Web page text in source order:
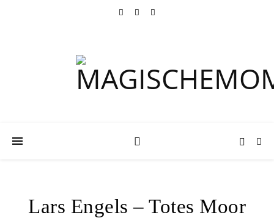
Lars Engels – Totes Moor